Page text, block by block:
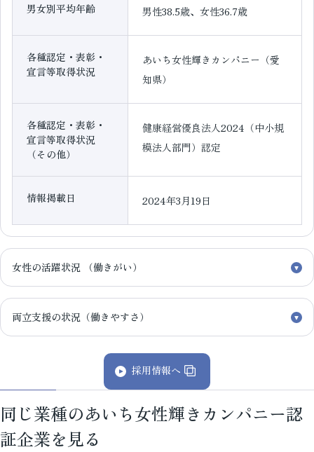
男女別平均年齢 男性38.5歳、女性36.7歳
各種認定・表彰・
宣言等取得状況
あいち女性輝きカンパニー（愛
知県）
各種認定・表彰・
宣言等取得状況
（その他）
健康経営優良法人2024（中小規
模法人部門）認定
情報掲載日 2024年3月19日
女性の活躍状況 （働きがい）
両立支援の状況（働きやすさ）
採用情報へ
同じ業種のあいち女性輝きカンパニー認
証企業を見る